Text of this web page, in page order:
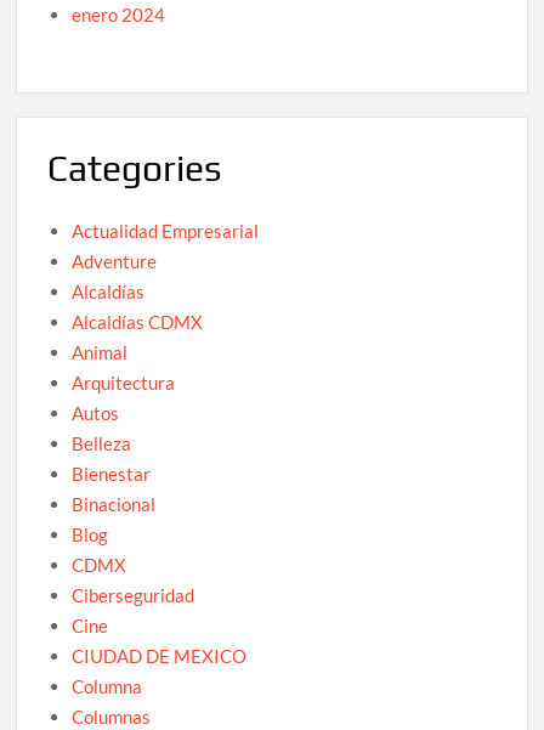
enero 2024
Categories
Actualidad Empresarial
Adventure
Alcaldías
Alcaldías CDMX
Animal
Arquitectura
Autos
Belleza
Bienestar
Binacional
Blog
CDMX
Ciberseguridad
Cine
CIUDAD DE MEXICO
Columna
Columnas